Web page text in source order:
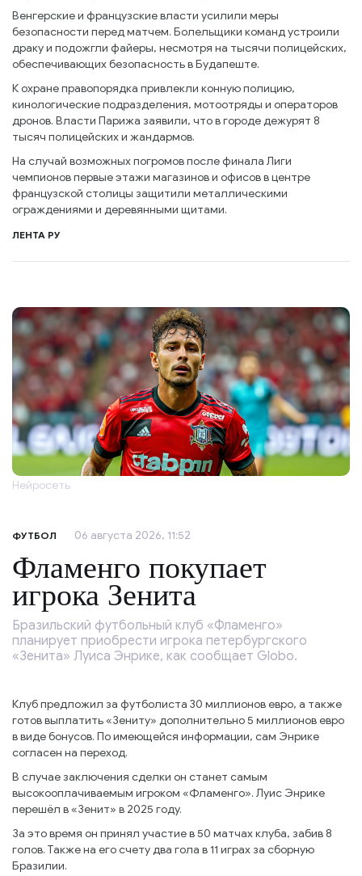
Венгерские и французские власти усилили меры
безопасности перед матчем. Болельщики команд устроили
драку и подожгли файеры, несмотря на тысячи полицейских,
обеспечивающих безопасность в Будапеште.
К охране правопорядка привлекли конную полицию,
кинологические подразделения, мотоотряды и операторов
дронов. Власти Парижа заявили, что в городе дежурят 8
тысяч полицейских и жандармов.
На случай возможных погромов после финала Лиги
чемпионов первые этажи магазинов и офисов в центре
французской столицы защитили металлическими
ограждениями и деревянными щитами.
ЛЕНТА РУ
Нейросеть
ФУТБОЛ 06 августа 2026, 11:52
Фламенго покупает
игрока Зенита
Бразильский футбольный клуб «Фламенго»
планирует приобрести игрока петербургского
«Зенита» Луиса Энрике, как сообщает Globo.
Клуб предложил за футболиста 30 миллионов евро, а также
готов выплатить «Зениту» дополнительно 5 миллионов евро
в виде бонусов. По имеющейся информации, сам Энрике
согласен на переход.
В случае заключения сделки он станет самым
высокооплачиваемым игроком «Фламенго». Луис Энрике
перешёл в «Зенит» в 2025 году.
За это время он принял участие в 50 матчах клуба, забив 8
голов. Также на его счету два гола в 11 играх за сборную
Бразилии.